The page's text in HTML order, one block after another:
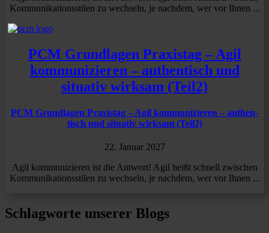
Kommunikationsstilen zu wechseln, je nachdem, wer vor Ihnen ...
PCM Grund­lagen Praxistag – Agil
kommu­ni­zieren – authen­tisch und
situativ wirksam (Teil2)
PCM Grund­lagen Praxistag – Agil kommu­ni­zieren – authen­
tisch und situativ wirksam (Teil2)
22. Januar 2027
Agil kommunizieren ist die Antwort! Agil heißt schnell zwischen
Kommunikationsstilen zu wechseln, je nachdem, wer vor Ihnen ...
Schlagworte unserer Blogs